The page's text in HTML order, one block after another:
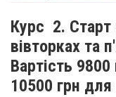
Курс 2.
вівторках та
Вартість
10500 грн